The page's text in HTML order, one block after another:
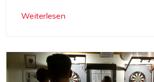
Weiterlesen